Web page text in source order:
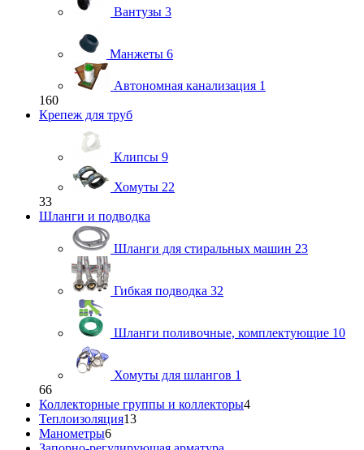
Вантузы 3
Манжеты 6
Автономная канализация 1
160
Крепеж для труб
Клипсы 9
Хомуты 22
33
Шланги и подводка
Шланги для стиральных машин 23
Гибкая подводка 32
Шланги поливочные, комплектующие 10
Хомуты для шлангов 1
66
Коллекторные группы и коллекторы4
Теплоизоляция13
Манометры6